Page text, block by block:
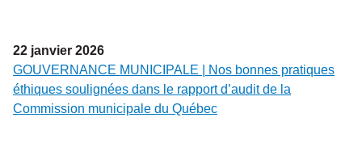
22 janvier 2026
GOUVERNANCE MUNICIPALE | Nos bonnes pratiques
éthiques soulignées dans le rapport d’audit de la
Commission municipale du Québec